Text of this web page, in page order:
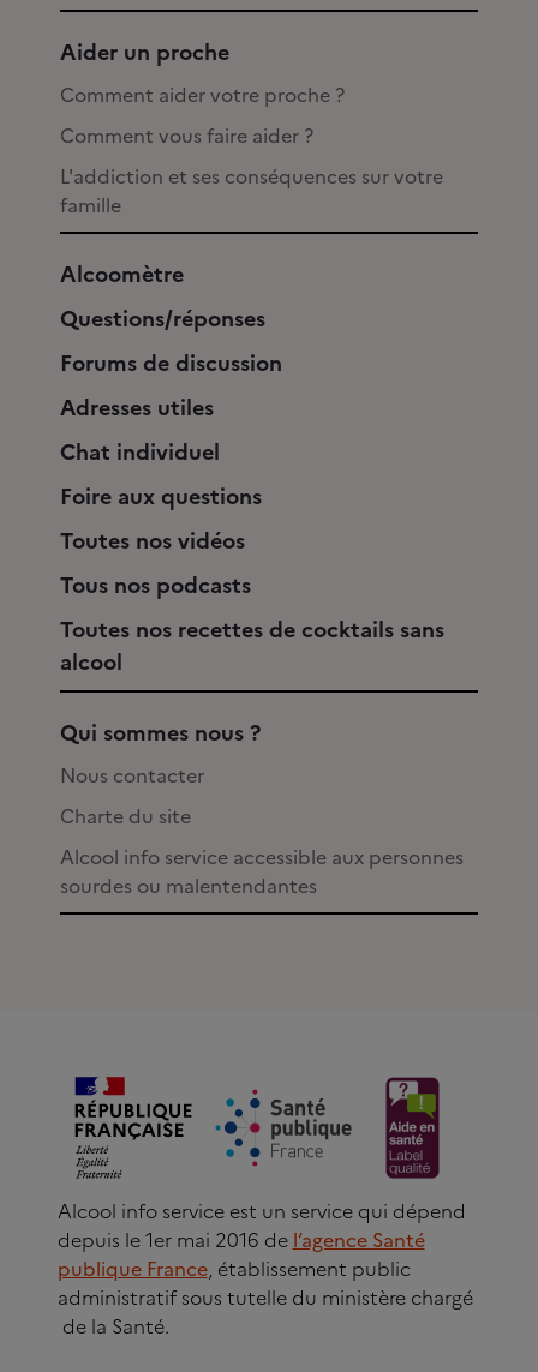
Aider un proche
Comment aider votre proche ?
Comment vous faire aider ?
L'addiction et ses conséquences sur votre
famille
Alcoomètre
Questions/réponses
Forums de discussion
Adresses utiles
Chat individuel
Foire aux questions
Toutes nos vidéos
Tous nos podcasts
Toutes nos recettes de cocktails sans
alcool
Qui sommes nous ?
Nous contacter
Charte du site
Alcool info service accessible aux personnes
sourdes ou malentendantes
Alcool info service est un service qui dépend
depuis le 1er mai 2016 de l’agence Santé
publique France, établissement public
administratif sous tutelle du ministère chargé
de la Santé.